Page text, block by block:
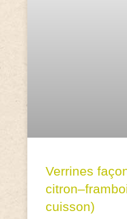
Verrines
cuisson)